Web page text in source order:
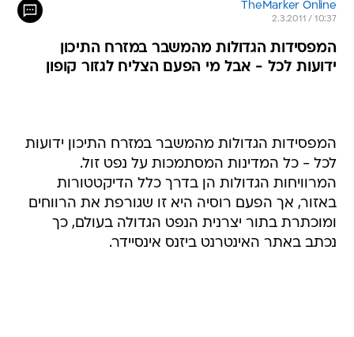
TheMarker Online
2.3.2011 / 10:37
המפסידות הגדולות מהמשבר במזרח התיכון
ידועות לכל - אבל מי הפעם הצליח לגזור קופון
המפסידות הגדולות מהמשבר במזרח התיכון ידועות
לכל - כל המדינות המסתמכות על נפט זול.
המרוויחות הגדולות הן בדרך כלל הדיקטטורות
באזור, אך הפעם רוסיה היא זו שגורפת את הרווחים
ומוכתרת בתור יצרנית הנפט הגדולה בעולם, כך
נכתב באתר האינטרנט ביזנס אינסיידר.